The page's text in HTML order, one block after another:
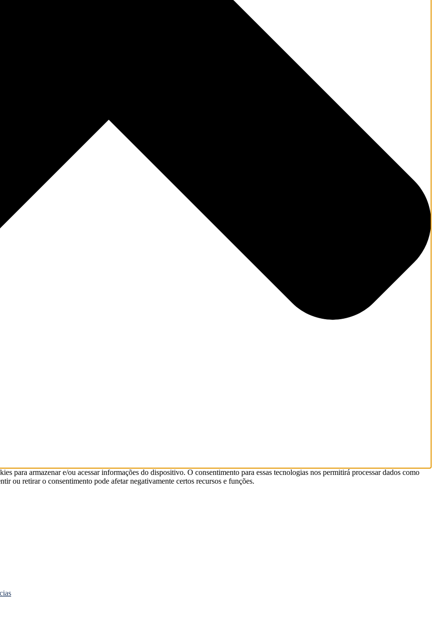
para armazenar e/ou acessar informações do dispositivo. O consentimento para essas tecnologias nos permitirá processar dados como
ou retirar o consentimento pode afetar negativamente certos recursos e funções.